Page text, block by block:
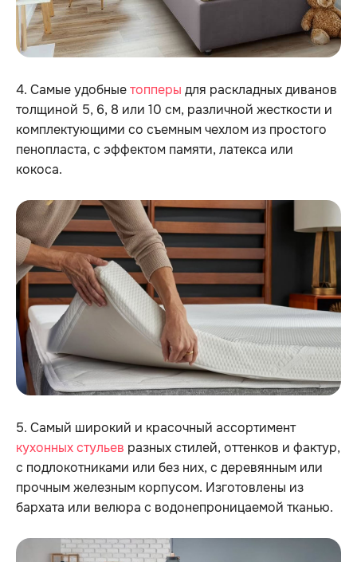
4. Самые удобныетопперы для раскладных диванов
толщиной 5, 6, 8 или 10 см, различной жесткости и
комплектующими со съемным чехлом из простого
пенопласта, с эффектом памяти, латекса или
кокоса.
5. Самый широкий и красочный ассортимент
кухонных стульев разных стилей, оттенков и фактур,
с подлокотниками или без них, с деревянным или
прочным железным корпусом. Изготовлены из
бархата или велюра с водонепроницаемой тканью.